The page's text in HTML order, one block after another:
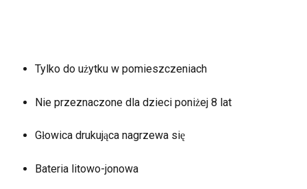
Tylko do użytku w pomieszczeniach
Nie przeznaczone dla dzieci poniżej 8 lat
Głowica drukująca nagrzewa się
Bateria litowo-jonowa